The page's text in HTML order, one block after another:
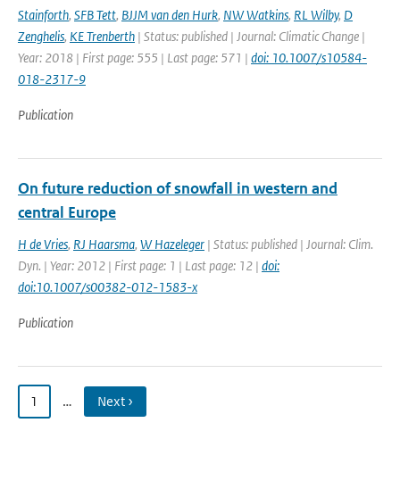
Stainforth, SFB Tett, BJJM van den Hurk, NW Watkins, RL Wilby, D
Zenghelis, KE Trenberth | Status: published | Journal: Climatic Change |
Year: 2018 | First page: 555 | Last page: 571 | doi: 10.1007/s10584-
018-2317-9
Publication
On future reduction of snowfall in western and
central Europe
H de Vries, RJ Haarsma, W Hazeleger | Status: published | Journal: Clim.
Dyn. | Year: 2012 | First page: 1 | Last page: 12 | doi:
doi:10.1007/s00382-012-1583-x
Publication
1 … Next ›